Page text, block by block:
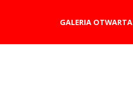
GALERIA OTWARTA